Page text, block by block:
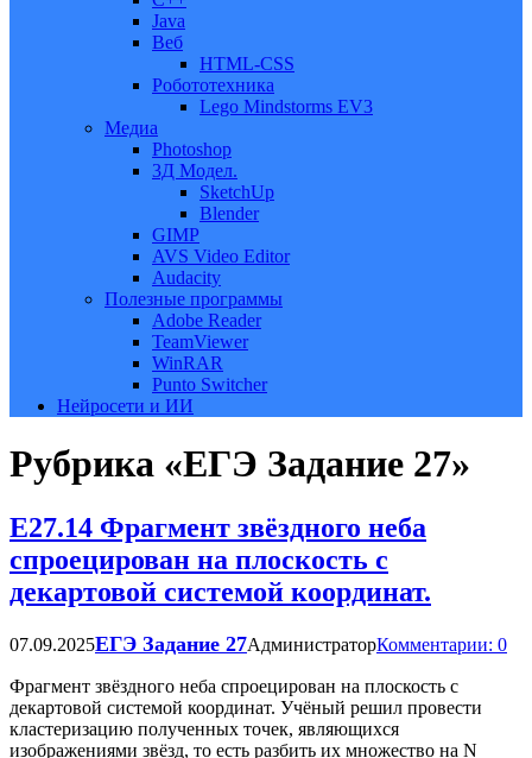
Java
Веб
HTML-CSS
Робототехника
Lego Mindstorms EV3
Медиа
Photoshop
3Д Модел.
SketchUp
Blender
GIMP
AVS Video Editor
Audacity
Полезные программы
Adobe Reader
TeamViewer
WinRAR
Punto Switcher
Нейросети и ИИ
Рубрика «ЕГЭ Задание 27»
Е27.14 Фрагмент звёздного неба
спроецирован на плоскость с
декартовой системой координат.
07.09.2025ЕГЭ Задание 27АдминистраторКомментарии: 0
Фрагмент звёздного неба спроецирован на плоскость с
декартовой системой координат. Учёный решил провести
кластеризацию полученных точек, являющихся
изображениями звёзд, то есть разбить их множество на N